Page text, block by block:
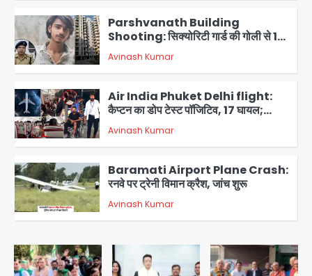
3
Parshvanath Building
Shooting: सिक्योरिटी गार्ड की गोली से 17
वर्षीय किशोर की मौत
Avinash Kumar
4
Air India Phuket Delhi flight:
कैप्टन का डोप टेस्ट पॉजिटिव, 17 घायल;
DGCA जांच जारी
Avinash Kumar
5
Baramati Airport Plane Crash:
रनवे पर ट्रेनी विमान क्रैश, जांच शुरू
Avinash Kumar
Shaheen Bagh News: बारिश के बाद
शाहीन बाग में जलभराव और गड्ढे, सीवर काम से
लोग परेशान